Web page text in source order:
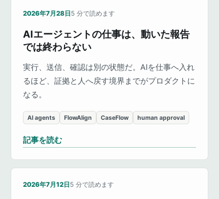
2026年7月28日5 分で読めます
AIエージェントの仕事は、動いた報告
では終わらない
実行、送信、確認は別の状態だ。AIを仕事へ入れ
るほど、証拠と人へ戻す境界までがプロダクトに
なる。
AI agents FlowAlign CaseFlow human approval
記事を読む
2026年7月12日5 分で読めます